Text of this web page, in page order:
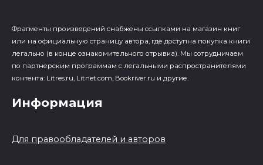
Фрагменты произведений cнабжены ссылками на магазин книг
или на официальную страницу автора, где доступна покупка книги
легально (в конце ознакомительного отрывка). Мы сотрудничаем
по партнерским программам с легальными распространителями
контента: Litres.ru, Litnet.com, Bookriver.ru и другие.
Информация
Для правообладателей и авторов